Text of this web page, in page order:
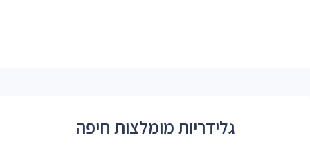
גלידריות מומלצות חיפה